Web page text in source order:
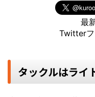
最
Twitterフ
タックルはライ